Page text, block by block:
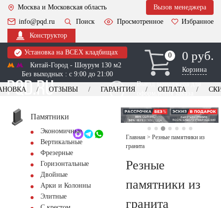
Москва и Московская область
Вызов менеджера
info@pqd.ru
Поиск Просмотренное
Избранное
Конструктор
Установка на ВСЕХ кладбищах
Китай-Город - Шоурум 130 м2
Без выходных : с 9:00 до 21:00
0
0 0 руб.
Корзина
Выезд менеджера для
оформления заказа
+7 (495) 518-44-23
Обратный звонок
ОТЗЫВЫ ГАРАНТИЯ ОПЛАТА
Памятники
Экономичные
Вертикальные
Фрезерные
Горизонтальные
Двойные
Арки и Колонны
Элитные
Главная > Резные памятники из
гранита
Резные
памятники из
гранита